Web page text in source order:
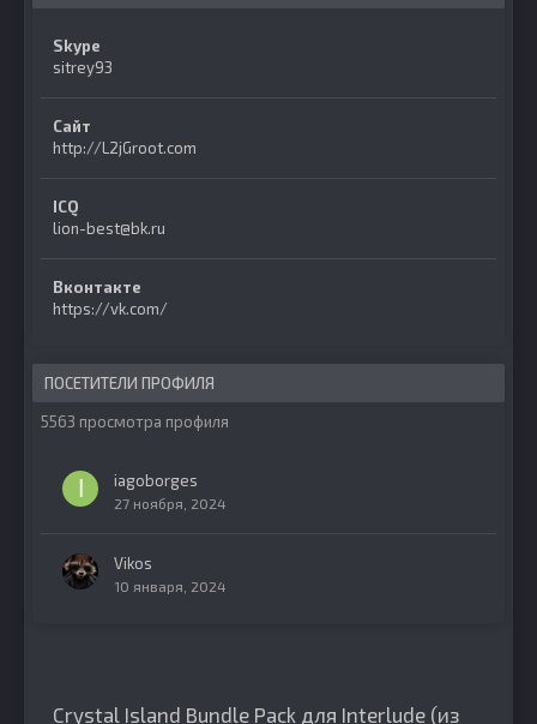
Skype
sitrey93
Сайт
http://L2jGroot.com
ICQ
lion-best@bk.ru
Вконтакте
https://vk.com/
ПОСЕТИТЕЛИ ПРОФИЛЯ
5563 просмотра профиля
iagoborges
27 ноября, 2024
Vikos
10 января, 2024
Crystal Island Bundle Pack для Interlude (из